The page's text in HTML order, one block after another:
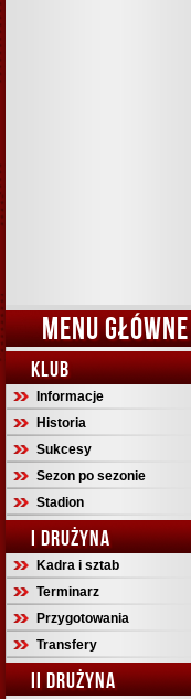
MENU GŁÓWNE
KLUB
Informacje
Historia
Sukcesy
Sezon po sezonie
Stadion
I DRUŻYNA
Kadra i sztab
Terminarz
Przygotowania
Transfery
II DRUŻYNA